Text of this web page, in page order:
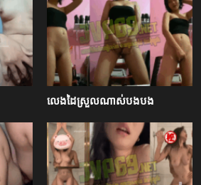
លេងដៃស្រួលណាស់បងបង